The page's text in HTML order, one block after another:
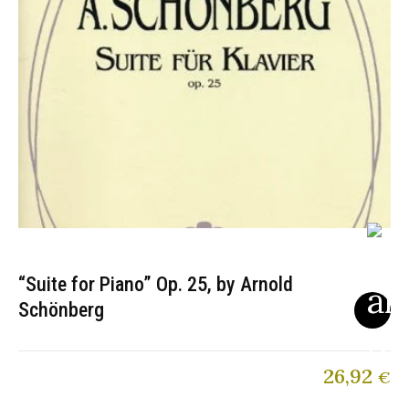
“Suite for Piano” Op. 25, by Arnold
Schönberg
26,92 €